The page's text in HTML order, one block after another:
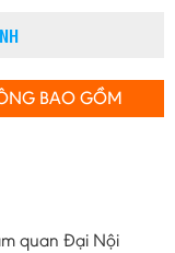
BAO GỒM
quan Đại Nội